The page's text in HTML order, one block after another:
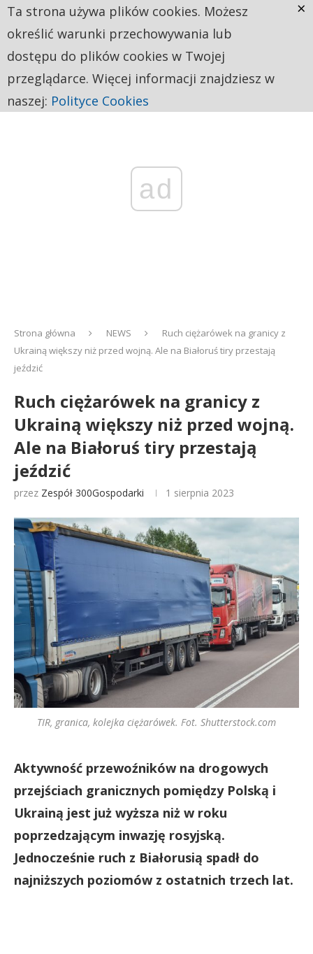
ad
Strona główna NEWS
Ruch ciężarówek na granicy z
Ukrainą większy niż przed wojną. Ale na Białoruś tiry przestają
jeździć
Ruch ciężarówek na granicy z
Ukrainą większy niż przed wojną.
Ale na Białoruś tiry przestają
jeździć
przez Zespół 300Gospodarki 1 sierpnia 2023
TIR, granica, kolejka ciężarówek. Fot. Shutterstock.com
Aktywność przewoźników na drogowych
przejściach granicznych pomiędzy Polską i
Ukrainą jest już wyższa niż w roku
poprzedzającym inwazję rosyjską.
Jednocześnie ruch z Białorusią spadł do
najniższych poziomów z ostatnich trzech lat.
Ta strona używa plików cookies. Możesz
określić warunki przechowywania lub
dostępu do plików cookies w Twojej
przeglądarce. Więcej informacji znajdziesz w
naszej: Polityce Cookies
×